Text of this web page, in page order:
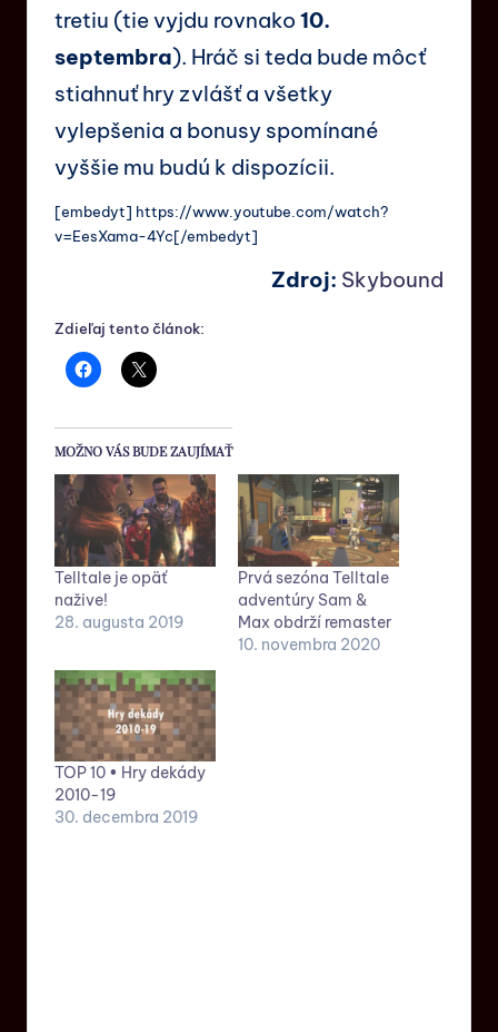
tretiu (tie vyjdu rovnako 10.
septembra). Hráč si teda bude môcť
stiahnuť hry zvlášť a všetky
vylepšenia a bonusy spomínané
vyššie mu budú k dispozícii.
[embedyt] https://www.youtube.com/watch?
v=EesXama-4Yc[/embedyt]
Zdroj: Skybound
Zdieľaj tento článok:
MOŽNO VÁS BUDE ZAUJÍMAŤ
Telltale je opäť
nažive!
28. augusta 2019
Prvá sezóna Telltale
adventúry Sam &
Max obdrží remaster
10. novembra 2020
TOP 10 • Hry dekády
2010-19
30. decembra 2019